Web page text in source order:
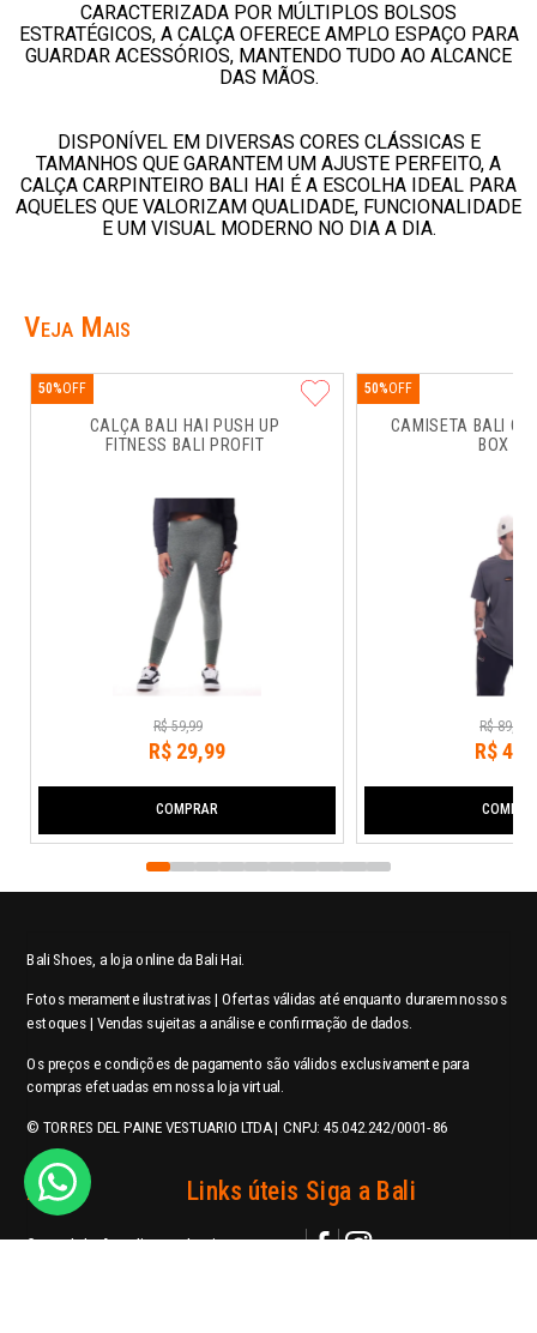
CARACTERIZADA POR MÚLTIPLOS BOLSOS
ESTRATÉGICOS, A CALÇA OFERECE AMPLO ESPAÇO PARA
GUARDAR ACESSÓRIOS, MANTENDO TUDO AO ALCANCE
DAS MÃOS.
DISPONÍVEL EM DIVERSAS CORES CLÁSSICAS E
TAMANHOS QUE GARANTEM UM AJUSTE PERFEITO, A
CALÇA CARPINTEIRO BALI HAI É A ESCOLHA IDEAL PARA
AQUELES QUE VALORIZAM QUALIDADE, FUNCIONALIDADE
E UM VISUAL MODERNO NO DIA A DIA.
Veja Mais
CALÇA BALI HAI PUSH UP
FITNESS BALI PROFIT
50%
R$ 59,99
R$ 29,99
COMPRAR
CAMISETA BALI
BOX
50%
R$ 89,
R$44
Bali Shoes, a loja online da Bali Hai.
Fotos meramente ilustrativas | Ofertas válidas até enquanto durarem nossos
estoques | Vendas sujeitas a análise e confirmação de dados.
Os preços e condições de pagamento são válidos exclusivamente para
compras efetuadas em nossa loja virtual.
© TORRES DEL PAINE VESTUARIO LTDA | CNPJ: 45.042.242/0001-86
Ajuda
Central de Atendimento
Links úteis
Login
Siga a Bali